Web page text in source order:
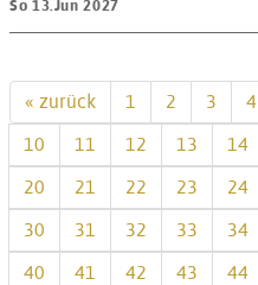
So 13.Jun 2027
« zurück 1 2 3 4
10
11 12 13 14
20
21 22 23 24
30
31 32 33 34
40
41 42 43 44